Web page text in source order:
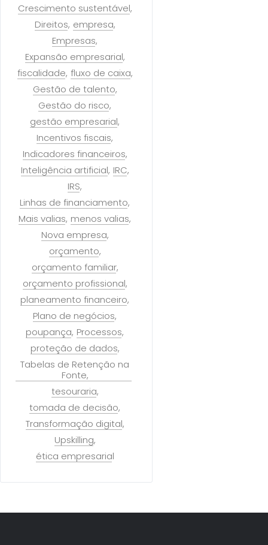
Crescimento sustentável
Direitos empresa
Empresas
Expansão empresarial
fiscalidade fluxo de caixa
Gestão de talento
Gestão do risco
gestão empresarial
Incentivos fiscais
Indicadores financeiros
Inteligência artificial IRC
IRS
Linhas de financiamento
Mais valias menos valias
Nova empresa
orçamento
orçamento familiar
orçamento profissional
planeamento financeiro
Plano de negócios
poupança Processos
proteção de dados
Tabelas de Retenção na
Fonte
tesouraria
tomada de decisão
Transformação digital
Upskilling
ética empresarial